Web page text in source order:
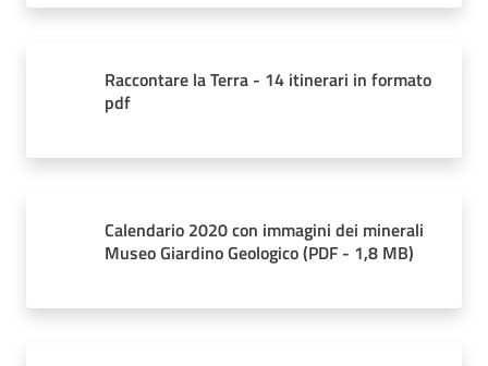
Piani ProgrammiRaccontare la Terra - 14 itinerari in formato
pdf
Calendario 2020 con immagini dei minerali
Museo Giardino Geologico(PDF - 1,8 MB)